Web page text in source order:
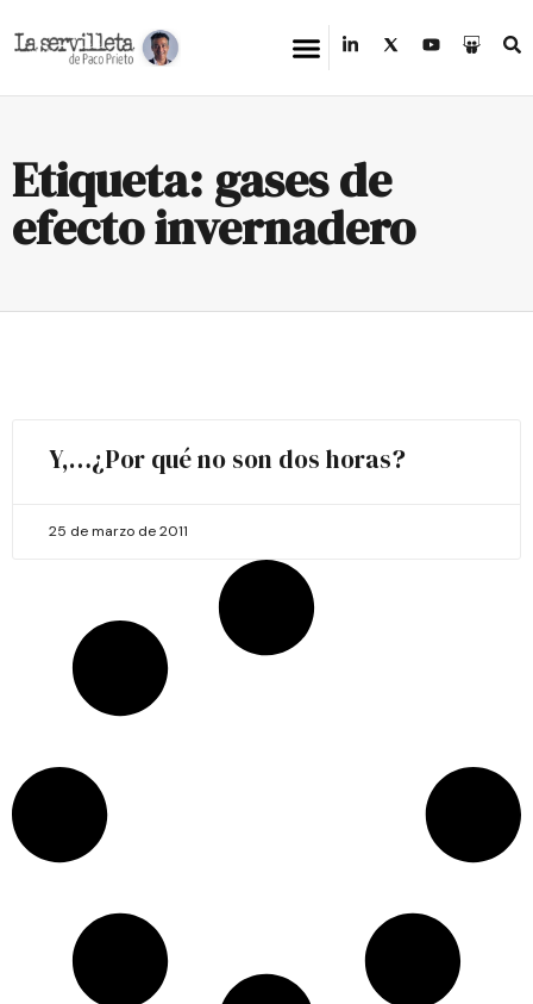
Etiqueta: gases de
efecto invernadero
Y,…¿Por qué no son dos horas?
25 de marzo de 2011